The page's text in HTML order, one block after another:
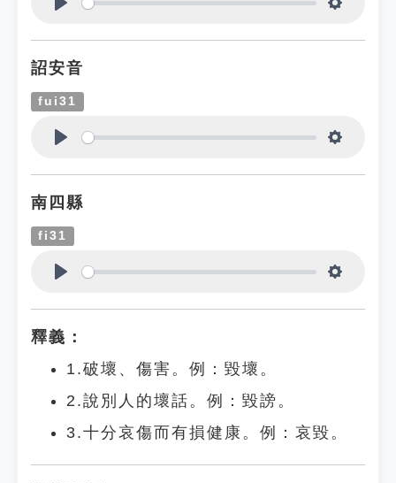
詔安音
fui31
南四縣
fi31
釋義：
1.破壞、傷害。例：毀壞。
2.說別人的壞話。例：毀謗。
3.十分哀傷而有損健康。例：哀毀。